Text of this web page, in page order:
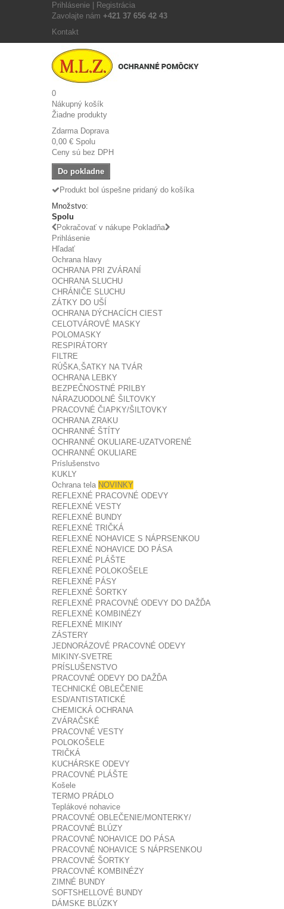
Prihlásenie | Registrácia
Zavolajte nám +421 37 656 42 43
Kontakt
0
Nákupný košík
Žiadne produkty
Zdarma Doprava
0,00 € Spolu
Ceny sú bez DPH
Do pokladne
Produkt bol úspešne pridaný do košíka
Množstvo:
Spolu
Pokračovať v nákupe Pokladňa
Prihlásenie
Hľadať
Ochrana hlavy
OCHRANA PRI ZVÁRANÍ
OCHRANA SLUCHU
CHRÁNIČE SLUCHU
ZÁTKY DO UŠÍ
OCHRANA DÝCHACÍCH CIEST
CELOTVÁROVÉ MASKY
POLOMASKY
RESPIRÁTORY
FILTRE
RÚŠKA,ŠATKY NA TVÁR
OCHRANA LEBKY
BEZPEČNOSTNÉ PRILBY
NÁRAZUODOLNÉ ŠILTOVKY
PRACOVNÉ ČIAPKY/ŠILTOVKY
OCHRANA ZRAKU
OCHRANNÉ ŠTÍTY
OCHRANNÉ OKULIARE-UZATVORENÉ
OCHRANNÉ OKULIARE
Príslušenstvo
KUKLY
Ochrana tela NOVINKY
REFLEXNÉ PRACOVNÉ ODEVY
REFLEXNÉ VESTY
REFLEXNÉ BUNDY
REFLEXNÉ TRIČKÁ
REFLEXNÉ NOHAVICE S NÁPRSENKOU
REFLEXNÉ NOHAVICE DO PÁSA
REFLEXNÉ PLÁŠTE
REFLEXNÉ POLOKOŠELE
REFLEXNÉ PÁSY
REFLEXNÉ ŠORTKY
REFLEXNÉ PRACOVNÉ ODEVY DO DAŽĎA
REFLEXNÉ KOMBINÉZY
REFLEXNÉ MIKINY
ZÁSTERY
JEDNORÁZOVÉ PRACOVNÉ ODEVY
MIKINY-SVETRE
PRÍSLUŠENSTVO
PRACOVNÉ ODEVY DO DAŽĎA
TECHNICKÉ OBLEČENIE
ESD/ANTISTATICKÉ
CHEMICKÁ OCHRANA
ZVÁRAČSKÉ
PRACOVNÉ VESTY
POLOKOŠELE
TRIČKÁ
KUCHÁRSKE ODEVY
PRACOVNÉ PLÁŠTE
Košele
TERMO PRÁDLO
Teplákové nohavice
PRACOVNÉ OBLEČENIE/MONTERKY/
PRACOVNÉ BLÚZY
PRACOVNÉ NOHAVICE DO PÁSA
PRACOVNÉ NOHAVICE S NÁPRSENKOU
PRACOVNÉ ŠORTKY
PRACOVNÉ KOMBINÉZY
ZIMNÉ BUNDY
SOFTSHELLOVÉ BUNDY
DÁMSKE BLÚZKY